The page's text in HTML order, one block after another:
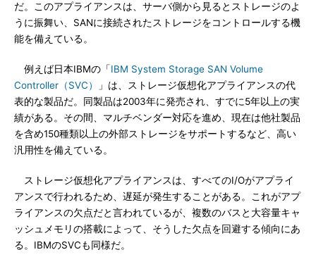
だ。このアプライアンスは、サーバ側から見るとストレージのよ
うに振舞い、SANに接続されたストレージをコントロールする機
能を備えている。
例えば日本IBMの「IBM System Storage SAN Volume
Controller（SVC）
」は、ストレージ仮想化アプライアンスの代
表的な製品だ。同製品は2003年に発売され、すでに5年以上の実
績がある。その間、マルチベンダー対応を進め、現在は他社製品
を含め150種類以上の外部ストレージをサポートするなど、高い
汎用性を備えている。
ストレージ仮想化アプライアンスは、すべてのI/Oがアプライ
アンスで行われるため、遅延が発生することがある。これがアプ
ライアンスの欠点だと言われているが、複数のバスと大容量キャ
ッシュメモリの搭載によって、そうした欠点を回避する傾向にあ
る。IBMのSVCも同様だ。